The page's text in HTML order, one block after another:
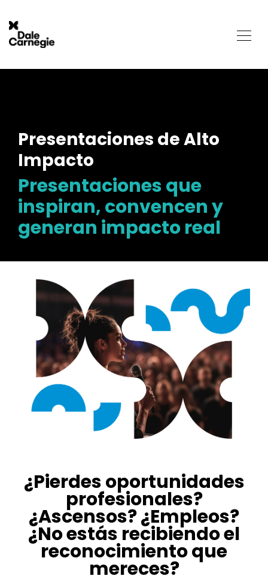
Presentaciones de Alto
Impacto
Presentaciones que
inspiran, convencen y
generan impacto real
¿Pierdes oportunidades
profesionales?
¿Ascensos? ¿Empleos?
¿No estás recibiendo el
reconocimiento que
mereces?